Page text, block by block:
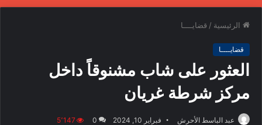
الرئيسية / قضايــــا
قضايــــا
العثور على شاب مشنوقاً داخل
مركز شرطة غريان
عبد الباسط الأحرش فبراير 10, 2024 0 5٬147